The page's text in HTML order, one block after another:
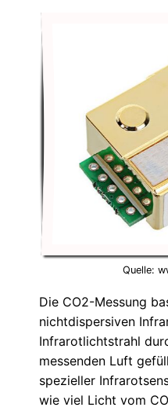
Quelle:
Die CO2-Messung
nichtdispersiven
Infrarotlichtstrahl
messenden Luft
spezieller
wie viel Licht vom